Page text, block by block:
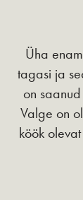
Üha
tagasi ja
on
Valge on
köök